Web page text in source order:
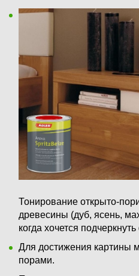
Тонирование открыто-
древесины (дуб, ясень,
когда хочется подчеркнуть
Для достижения картины
порами.